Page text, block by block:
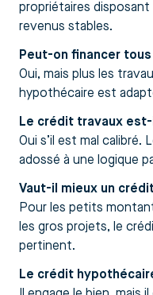
propriétaires disposant
revenus stables.
Peut-on financer
Oui, mais plus les
hypothécaire est
Le crédit travaux
Oui s’il est mal calibré.
adossé à une logique
Vaut-il mieux un
Pour les petits
les gros projets, le
pertinent.
Le crédit